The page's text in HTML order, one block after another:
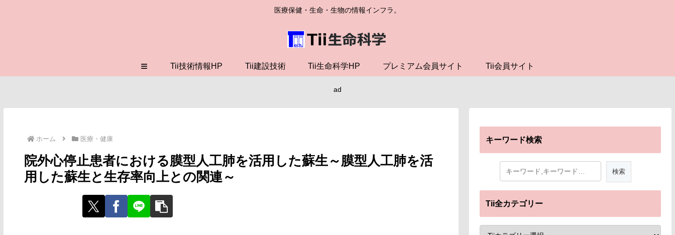
医療保健・生命・生物の情報インフラ。
≡ Tii技術情報HP Tii建設技術 Tii生命科学HP プレミアム会員サイト Tii会員サイト
ad
ホーム 医療・健康
院外心停止患者における膜型人工肺を活用した蘇生～膜型人工肺を活
用した蘇生と生存率向上との関連～
キーワード検索
Tii全カテゴリー